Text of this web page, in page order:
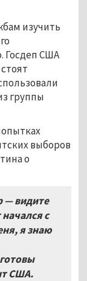
изучить
Госдеп США
группы
выборов
о
— видите
с
я знаю
США.